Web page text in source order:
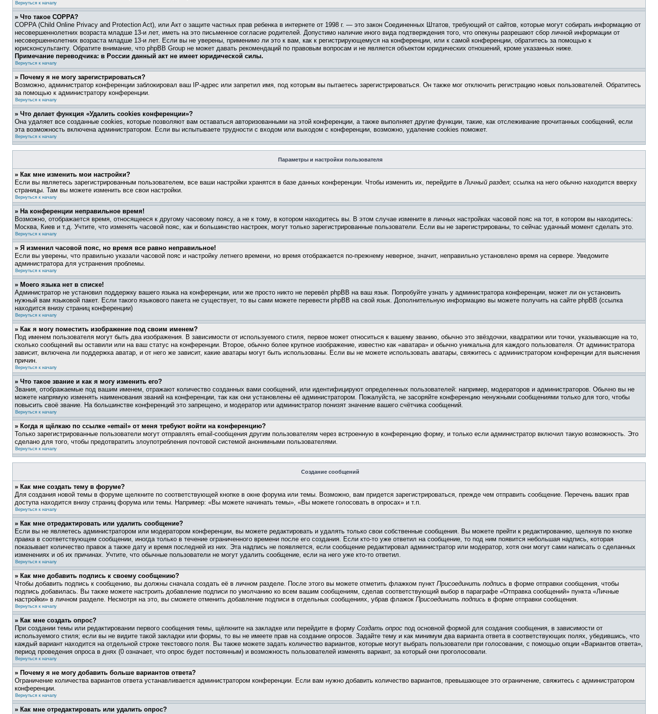
Вернуться к началу
» Что такое COPPA?
COPPA (Child Online Privacy and Protection Act), или Акт о защите частных прав ребенка в интернете от 1998 г. — это закон Соединенных Штатов, требующий от сайтов, которые могут собирать информацию от
несовершеннолетних возраста младше 13-и лет, иметь на это письменное согласие родителей. Допустимо наличие иного вида подтверждения того, что опекуны разрешают сбор личной информации от
несовершеннолетних возраста младше 13-и лет. Если вы не уверены, применимо ли это к вам, как к регистрирующемуся на конференции, или к самой конференции, обратитесь за помощью к
юрисконсультанту. Обратите внимание, что phpBB Group не может давать рекомендаций по правовым вопросам и не является объектом юридических отношений, кроме указанных ниже.
Примечание переводчика: в России данный акт не имеет юридической силы.
Вернуться к началу
» Почему я не могу зарегистрироваться?
Возможно, администратор конференции заблокировал ваш IP-адрес или запретил имя, под которым вы пытаетесь зарегистрироваться. Он также мог отключить регистрацию новых пользователей. Обратитесь
за помощью к администратору конференции.
Вернуться к началу
» Что делает функция «Удалить cookies конференции»?
Она удаляет все созданные cookies, которые позволяют вам оставаться авторизованными на этой конференции, а также выполняет другие функции, такие, как отслеживание прочитанных сообщений, если
эта возможность включена администратором. Если вы испытываете трудности с входом или выходом с конференции, возможно, удаление cookies поможет.
Вернуться к началу
Параметры и настройки пользователя
» Как мне изменить мои настройки?
Если вы являетесь зарегистрированным пользователем, все ваши настройки хранятся в базе данных конференции. Чтобы изменить их, перейдите вЛичный раздел; ссылка на него обычно находится вверху
страницы. Там вы можете изменить все свои настройки.
Вернуться к началу
» На конференции неправильное время!
Возможно, отображается время, относящееся к другому часовому поясу, а не к тому, в котором находитесь вы. В этом случае измените в личных настройках часовой пояс на тот, в котором вы находитесь:
Москва, Киев и т.д. Учтите, что изменять часовой пояс, как и большинство настроек, могут только зарегистрированные пользователи. Если вы не зарегистрированы, то сейчас удачный момент сделать это.
Вернуться к началу
» Я изменил часовой пояс, но время все равно неправильное!
Если вы уверены, что правильно указали часовой пояс и настройку летнего времени, но время отображается по-прежнему неверное, значит, неправильно установлено время на сервере. Уведомите
администратора для устранения проблемы.
Вернуться к началу
» Моего языка нет в списке!
Администратор не установил поддержку вашего языка на конференции, или же просто никто не перевёл phpBB на ваш язык. Попробуйте узнать у администратора конференции, может ли он установить
нужный вам языковой пакет. Если такого языкового пакета не существует, то вы сами можете перевести phpBB на свой язык. Дополнительную информацию вы можете получить на сайте phpBB (ссылка
находится внизу страниц конференции)
Вернуться к началу
» Как я могу поместить изображение под своим именем?
Под именем пользователя могут быть два изображения. В зависимости от используемого стиля, первое может относиться к вашему званию, обычно это звёздочки, квадратики или точки, указывающие на то,
сколько сообщений вы оставили или на ваш статус на конференции. Второе, обычно более крупное изображение, известно как «аватара» и обычно уникальна для каждого пользователя. От администратора
зависит, включена ли поддержка аватар, и от него же зависит, какие аватары могут быть использованы. Если вы не можете использовать аватары, свяжитесь с администратором конференции для выяснения
причин.
Вернуться к началу
» Что такое звание и как я могу изменить его?
Звания, отображаемые под вашим именем, отражают количество созданных вами сообщений, или идентифицируют определенных пользователей: например, модераторов и администраторов. Обычно вы не
можете напрямую изменять наименования званий на конференции, так как они установлены её администратором. Пожалуйста, не засоряйте конференцию ненужными сообщениями только для того, чтобы
повысить своё звание. На большинстве конференций это запрещено, и модератор или администратор понизят значение вашего счётчика сообщений.
Вернуться к началу
» Когда я щёлкаю по ссылке «email» от меня требуют войти на конференцию?
Только зарегистрированные пользователи могут отправлять email-сообщения другим пользователям через встроенную в конференцию форму, и только если администратор включил такую возможность. Это
сделано для того, чтобы предотвратить злоупотребления почтовой системой анонимными пользователями.
Вернуться к началу
Создание сообщений
» Как мне создать тему в форуме?
Для создания новой темы в форуме щелкните по соответствующей кнопке в окне форума или темы. Возможно, вам придется зарегистрироваться, прежде чем отправить сообщение. Перечень ваших прав
доступа находится внизу страниц форума или темы. Например: «Вы можете начинать темы», «Вы можете голосовать в опросах» и т.п.
Вернуться к началу
» Как мне отредактировать или удалить сообщение?
Если вы не являетесь администратором или модератором конференции, вы можете редактировать и удалять только свои собственные сообщения. Вы можете прейти к редактированию, щелкнув по кнопке
правка в соответствующем сообщении, иногда только в течение ограниченного времени после его создания. Если кто-то уже ответил на сообщение, то под ним появится небольшая надпись, которая
показывает количество правок а также дату и время последней из них. Эта надпись не появляется, если сообщение редактировал администратор или модератор, хотя они могут сами написать о сделанных
изменениях и об их причинах. Учтите, что обычные пользователи не могут удалить сообщение, если на него уже кто-то ответил.
Вернуться к началу
» Как мне добавить подпись к своему сообщению?
Чтобы добавить подпись к сообщению, вы должны сначала создать её в личном разделе. После этого вы можете отметить флажком пункт Присоединить подпись в форме отправки сообщения, чтобы
подпись добавилась. Вы также можете настроить добавление подписи по умолчанию ко всем вашим сообщениям, сделав соответствующий выбор в параграфе «Отправка сообщений» пункта «Личные
настройки» в личном разделе. Несмотря на это, вы сможете отменить добавление подписи в отдельных сообщениях, убрав флажок Присоединить подпись в форме отправки сообщения.
Вернуться к началу
» Как мне создать опрос?
При создании темы или редактировании первого сообщения темы, щёлкните на закладке или перейдите в форму Создать опрос под основной формой для создания сообщения, в зависимости от
используемого стиля; если вы не видите такой закладки или формы, то вы не имеете прав на создание опросов. Задайте тему и как минимум два варианта ответа в соответствующих полях, убедившись, что
каждый вариант находится на отдельной строке текстового поля. Вы также можете задать количество вариантов, которые могут выбрать пользователи при голосовании, с помощью опции «Вариантов ответа»,
период проведения опроса в днях (0 означает, что опрос будет постоянным) и возможность пользователей изменять вариант, за который они проголосовали.
Вернуться к началу
» Почему я не могу добавить больше вариантов ответа?
Ограничение количества вариантов ответа устанавливается администратором конференции. Если вам нужно добавить количество вариантов, превышающее это ограничение, свяжитесь с администратором
конференции.
Вернуться к началу
» Как мне отредактировать или удалить опрос?